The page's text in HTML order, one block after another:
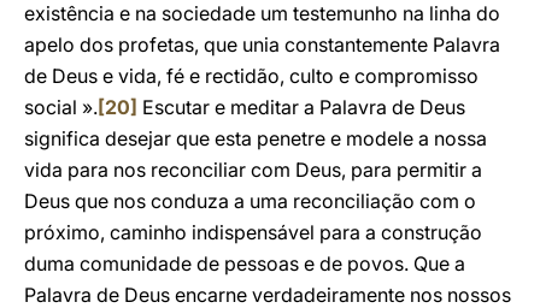
existência e na sociedade um testemunho na linha do
apelo dos profetas, que unia constantemente Palavra
de Deus e vida, fé e rectidão, culto e compromisso
social ».[20] Escutar e meditar a Palavra de Deus
significa desejar que esta penetre e modele a nossa
vida para nos reconciliar com Deus, para permitir a
Deus que nos conduza a uma reconciliação com o
próximo, caminho indispensável para a construção
duma comunidade de pessoas e de povos. Que a
Palavra de Deus encarne verdadeiramente nos nossos